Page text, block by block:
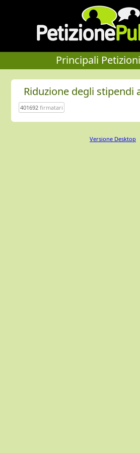
Principali
Riduzione degli stipendi
401692firmatari
Versione Desktop